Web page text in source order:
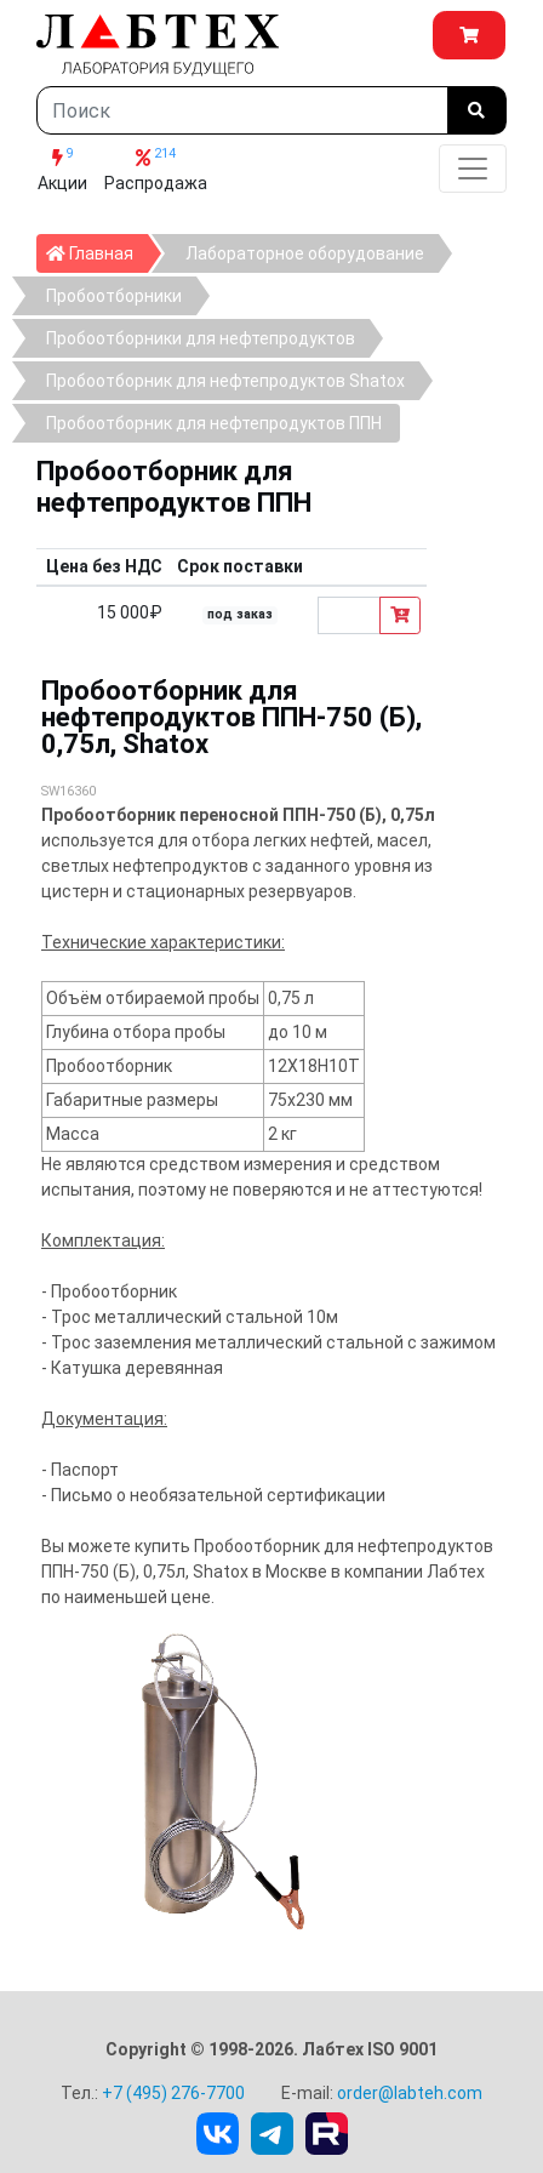
9
Акции
214
Распродажа
Главная ГлавнаяЛабораторное оборудование
Пробоотборники
Пробоотборники для нефтепродуктов
Пробоотборник для нефтепродуктов Shatox
Пробоотборник для нефтепродуктов ППН
Пробоотборник для
нефтепродуктов ППН
Цена без НДС Срок поставки
15 000₽ под заказ
Пробоотборник для
нефтепродуктов ППН-750 (Б),
0,75л, Shatox
SW16360
Пробоотборник переносной ППН-750 (Б), 0,75л
используется для отбора легких нефтей, масел,
светлых нефтепродуктов с заданного уровня из
цистерн и стационарных резервуаров.
Технические характеристики:
Объём отбираемой пробы 0,75 л
Глубина отбора пробы
до 10 м
Пробоотборник
12Х18Н10Т
Габаритные размеры
75х230 мм
Масса
2 кг
Не являются средством измерения и средством
испытания, поэтому не поверяются и не аттестуются!
Комплектация:
- Пробоотборник
- Трос металлический стальной 10м
- Трос заземления металлический стальной с зажимом
- Катушка деревянная
Документация:
- Паспорт
- Письмо о необязательной сертификации
Вы можете купить Пробоотборник для нефтепродуктов
ППН-750 (Б), 0,75л, Shatox в Москве в компании Лабтех
по наименьшей цене.
Copyright © 1998-2026. Лабтех ISO 9001
Тел.: +7 (495) 276-7700 E-mail: order@labteh.com